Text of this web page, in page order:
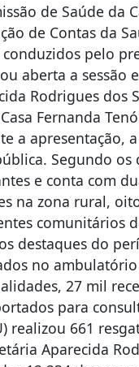
de Saúde da
de Contas da
pelo
aberta a sessão
Rodrigues dos
Fernanda
a apresentação,
Segundo os
e conta com
na zona rural,
comunitários
destaques do
no
27 mil
para
realizou 661
Aparecida